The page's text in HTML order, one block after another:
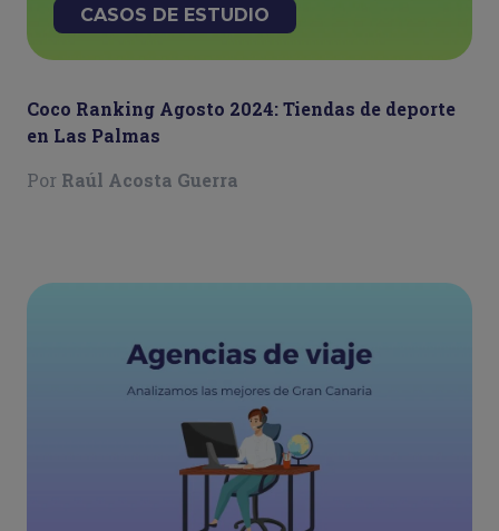
CASOS DE ESTUDIO
Coco Ranking Agosto 2024: Tiendas de deporte
en Las Palmas
Por Raúl Acosta Guerra